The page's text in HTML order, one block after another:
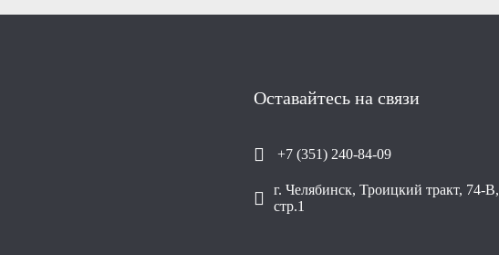
Оставайтесь на связи
+7 (351) 240-84-09
г. Челябинск, Троицкий тракт, 74-В,
стр.1